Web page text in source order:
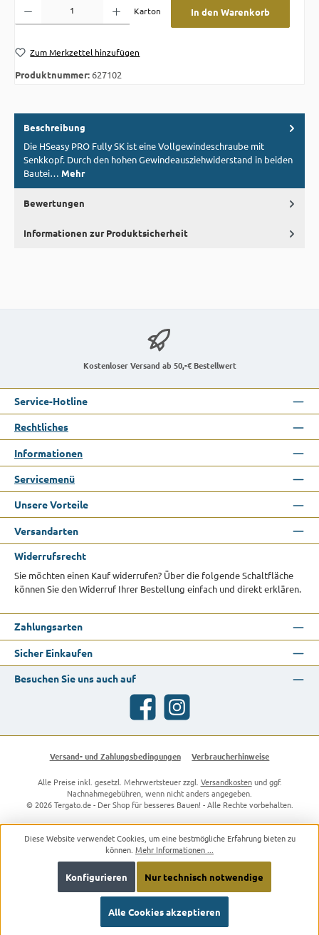
Karton
In den Warenkorb
Zum Merkzettel hinzufügen
Produktnummer:627102
Beschreibung
Die HSeasy PRO Fully SK ist eine Vollgewindeschraube mit
Senkkopf. Durch den hohen Gewindeausziehwiderstand in beiden
Bautei… Mehr
Bewertungen
Informationen zur Produktsicherheit
Kostenloser Versand ab 50,-€ Bestellwert
Service-Hotline
Rechtliches
Informationen
Servicemenü
Unsere Vorteile
Versandarten
Widerrufsrecht
Sie möchten einen Kauf widerrufen? Über die folgende Schaltfläche
können Sie den Widerruf Ihrer Bestellung einfach und direkt erklären.
Zahlungsarten
Sicher Einkaufen
Besuchen Sie uns auch auf
Facebook Instagram
Versand- und Zahlungsbedingungen Verbraucherhinweise
Alle Preise inkl. gesetzl. Mehrwertsteuer zzgl. Versandkostenund ggf.
Nachnahmegebühren, wenn nicht anders angegeben.
© 2026 Tergato.de - Der Shop für besseres Bauen! - Alle Rechte vorbehalten.
Diese Website verwendet Cookies, um eine bestmögliche Erfahrung bieten zu
können. Mehr Informationen ...
Nur technisch notwendige
Konfigurieren
Alle Cookies akzeptieren